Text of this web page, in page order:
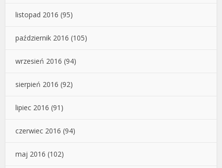
listopad 2016 (95)
październik 2016 (105)
wrzesień 2016 (94)
sierpień 2016 (92)
lipiec 2016 (91)
czerwiec 2016 (94)
maj 2016 (102)